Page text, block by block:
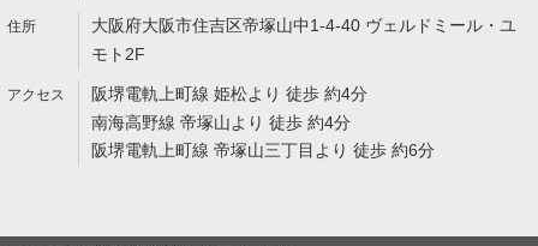
大阪府大阪市住吉区帝塚山中1-4-40 ヴェルドミール・ユ
モト2F
阪堺電軌上町線 姫松より 徒歩 約4分
南海高野線 帝塚山より 徒歩 約4分
阪堺電軌上町線 帝塚山三丁目より 徒歩 約6分